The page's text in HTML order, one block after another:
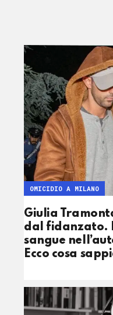
Giulia
dal fidanzato.
sangue
Ecco cosa
OMICIDIO A MILANO